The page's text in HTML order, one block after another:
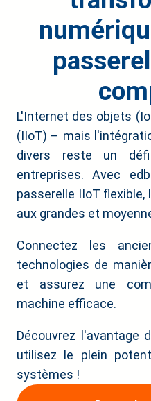
L'Internet des objets
(IIoT) – mais
divers reste un
entreprises. Avec
passerelle IIoT flexible,
aux grandes et
Connectez les
technologies de
et assurez une
machine efficace.
Découvrez l'avantage
utilisez le plein
systèmes !